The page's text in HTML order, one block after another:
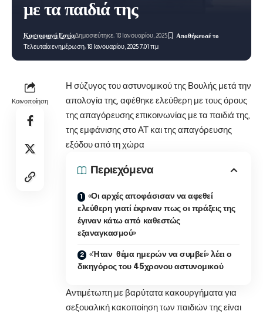
με τα παιδιά της
Τελευταία ενημέρωση: 18 Ιανουαρίου, 2025 7:01 πμ
Καστοριανή ΕστίαΔημοσιεύτηκε: 18 Ιανουαρίου, 2025
Κοινοποίηση
Η σύζυγος τουαστυνομικού της Βουλής μετά την
απολογία της, αφέθηκε ελεύθερη με τους όρους
της απαγόρευσης επικοινωνίας με τα παιδιά της,
της εμφάνισης στο ΑΤ και της απαγόρευσης
εξόδου από τη χώρα
Περιεχόμενα
«Οι αρχές αποφάσισαν να αφεθεί
ελεύθερη γιατί έκριναν πως οι πράξεις της
έγιναν κάτω από καθεστώς
εξαναγκασμού»
«Ήταν θέμα ημερών να συμβεί» λέει ο
δικηγόρος του 45χρονου αστυνομικού
Αντιμέτωπη με βαρύτατα κακουργήματα για
σεξουαλική κακοποίηση των παιδιών της είναι